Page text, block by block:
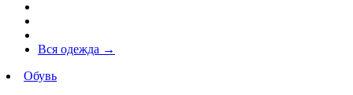
Вся одежда →
Обувь